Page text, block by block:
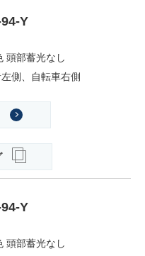
Y
頭部蓄光なし
側、自転車右側
Y
頭部蓄光なし